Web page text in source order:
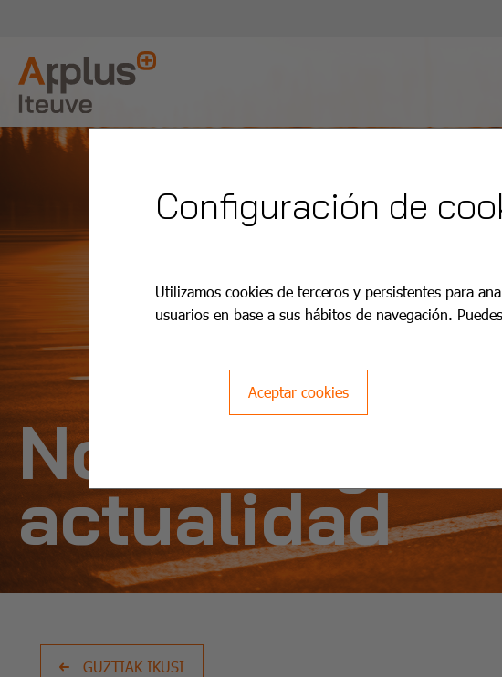
Noticias y
actualidad
GUZTIAK IKUSI
Configuración de
Utilizamos cookies de terceros y persistentes para
usuarios en base a sus hábitos de navegación.
Aceptar cookies